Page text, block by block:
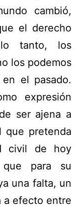
cambió,
el derecho
tanto, los
los podemos
el pasado.
expresión
ser ajena a
que pretenda
civil de hoy
para su
una falta, un
a efecto entre